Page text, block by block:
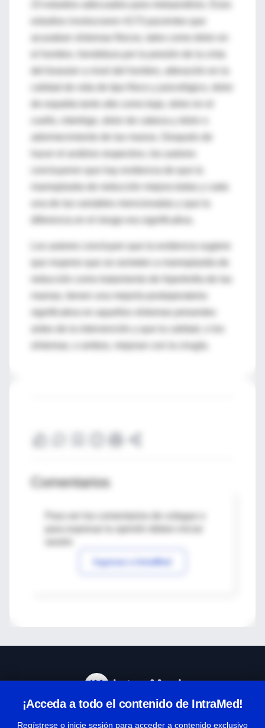
calidad de vida de tipo físico y psicológico, dolor
de espalda tanto alto como bajo, dolor en el
cuello, intertrigo, dolor de cabeza y dolor o
diferencia en el riesgo era significativa.
Los autores concluyen que la evidencia sugiere
mamas, tienen una mejoría postoperatoria
significativa en aquellos síntomas presentes
síntomas, o ambos, mejoran con la cirugía.
Comentarios
Para ver los comentarios de colegas o
Ingresar a IntraMed
¡Acceda a todo el contenido de IntraMed!
Regístrese o inicie sesión para acceder a contenido exclusivo